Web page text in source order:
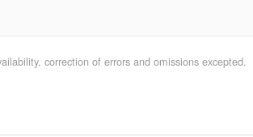
correction of errors and omissions excepted.